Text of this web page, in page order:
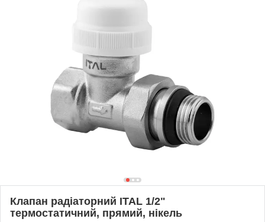
Клапан радіаторний ITAL 1/2"
термостатичний, прямий, нікель